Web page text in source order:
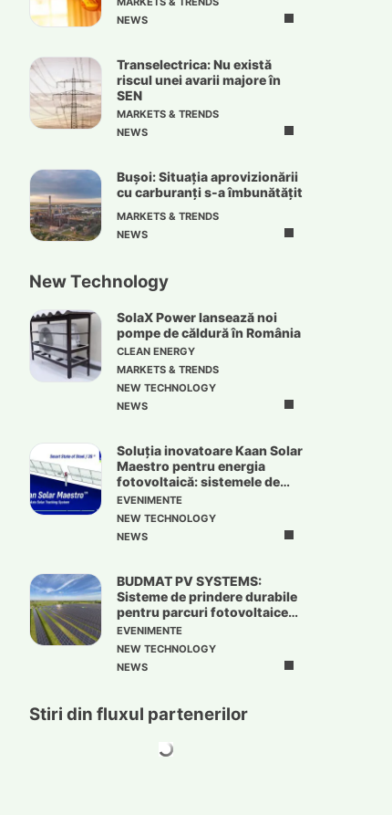
NEWS
Transelectrica: Nu există
riscul unei avarii majore în
SEN
MARKETS & TRENDS
NEWS
Bușoi: Situația aprovizionării
cu carburanți s-a îmbunătățit
MARKETS & TRENDS
NEWS
New Technology
SolaX Power lansează noi
pompe de căldură în România
CLEAN ENERGY
MARKETS & TRENDS
NEW TECHNOLOGY
NEWS
Soluția inovatoare Kaan Solar
Maestro pentru energia
fotovoltaică: sistemele de
urmărire solară
EVENIMENTE
NEW TECHNOLOGY
NEWS
BUDMAT PV SYSTEMS:
Sisteme de prindere durabile
pentru parcuri fotovoltaice
de mari dimensiuni
EVENIMENTE
NEW TECHNOLOGY
NEWS
Stiri din fluxul partenerilor